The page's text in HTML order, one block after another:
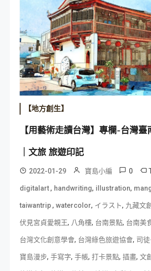
【地方創生】
【用藝術走讀台灣】專欄-台灣
｜文旅 旅遊印記
2022-01-29 寶島小編 0
digitalart, handwriting, illustration,
taiwantrip, watercolor, イラスト, 九藏文創
伏見宮貞愛親王, 八角樓, 台南景點, 台南美
台灣文化創意學會, 台灣綠色旅遊協會, 司
寶島漫步, 手寫字, 手帳, 打卡景點, 插畫, 文創